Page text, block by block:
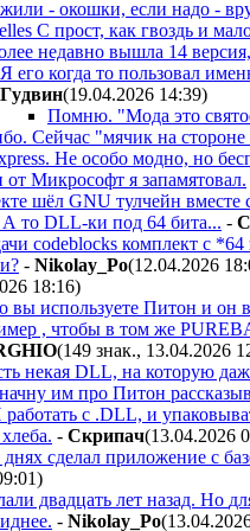
- окошки, если надо -
С прост, как гвоздь и
недавно вышла 14
Я его когда то пользовал
Гyдвин(19.04.2026 14:39)
Помню. "Мода это
Сейчас "мячик на стороне
Не особо модно, но
Микрософт я запамятовал.
шёл GNU тулчейн вместе
то DLL-ки под 64 бита... -
codeblocks комплект с *64
- Nikolay_Po(12.04.2026
18:16)
вы используете Питон и он
, чтобы в том же
(149 знак., 13.04.2026
некая DLL, на которую
им про Питон
с .DLL, и
- Cкpипaч(13.04.2026
сделал приложение с
)
двадцать лет назад. Но
- Nikolay_Po